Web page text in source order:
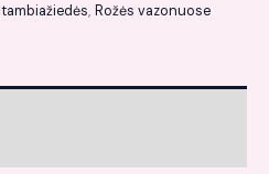
, Rožės vazonuose